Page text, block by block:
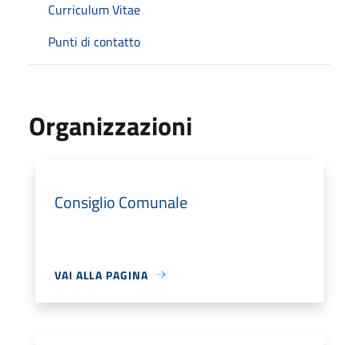
Curriculum Vitae
Punti di contatto
Organizzazioni
Consiglio Comunale
VAI ALLA PAGINA